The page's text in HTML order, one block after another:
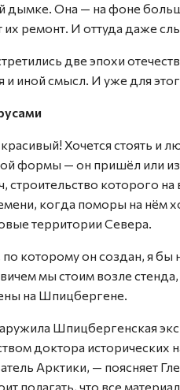
дымке. Она — на фоне
их ремонт. И оттуда даже
две эпохи
и иной смысл. И уже для
Хочется стоять и
формы — он пришёл или
строительство которого
когда поморы на нём
территории Севера.
которому он создан, я бы
мы стоим возле
на Шпицбергене.
Шпицбергенская
доктора исторических
Арктики, — поясняет
полагать, что все